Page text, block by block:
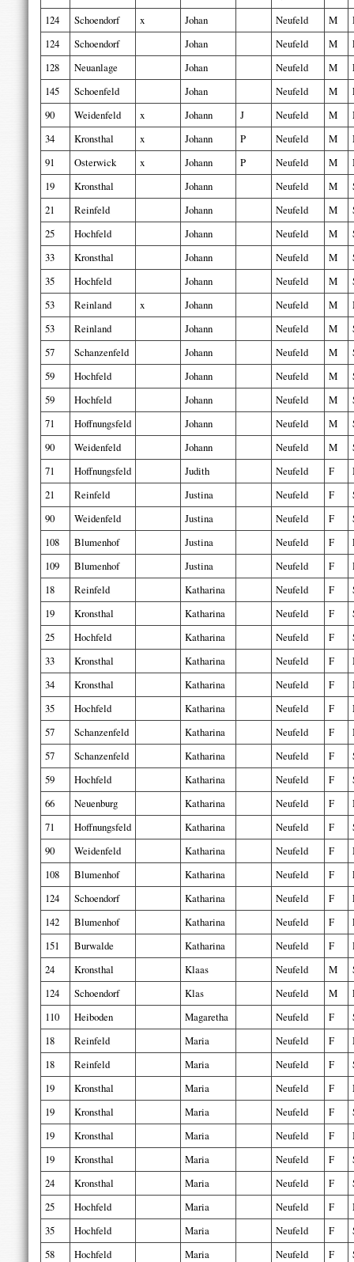
124
Schoendorf x Johan Neufeld M
124
Schoendorf Johan Neufeld M
128
Neuanlage Johan Neufeld M
145
Schoenfeld Johan Neufeld M
90
Weidenfeld x Johann J Neufeld M
34
Kronsthal x Johann P Neufeld M
91
Osterwick x Johann P Neufeld M
19
Kronsthal Johann Neufeld M
21
Reinfeld Johann Neufeld M
25
Hochfeld Johann Neufeld M
33
Kronsthal Johann Neufeld M
35
Hochfeld Johann Neufeld M
53
Reinland x Johann Neufeld M
53
Reinland Johann Neufeld M
57
Schanzenfeld Johann Neufeld M
59
Hochfeld Johann Neufeld M
59
Hochfeld Johann Neufeld M
71
Hoffnungsfeld Johann Neufeld M
90
Weidenfeld Johann Neufeld M
71
Hoffnungsfeld Judith Neufeld F
21
Reinfeld Justina Neufeld F
90
Weidenfeld Justina Neufeld F
108
Blumenhof Justina Neufeld F
109
Blumenhof Justina Neufeld F
18
Reinfeld Katharina Neufeld F
19
Kronsthal Katharina Neufeld F
25
Hochfeld Katharina Neufeld F
33
Kronsthal Katharina Neufeld F
34
Kronsthal Katharina Neufeld F
35
Hochfeld Katharina Neufeld F
57
Schanzenfeld Katharina Neufeld F
57
Schanzenfeld Katharina Neufeld F
59
Hochfeld Katharina Neufeld F
66
Neuenburg Katharina Neufeld F
71
Hoffnungsfeld Katharina Neufeld F
90
Weidenfeld Katharina Neufeld F
108
Blumenhof Katharina Neufeld F
124
Schoendorf Katharina Neufeld F
142
Blumenhof Katharina Neufeld F
151
Burwalde Katharina Neufeld F
24
Kronsthal Klaas Neufeld M
124
Schoendorf Klas Neufeld M
110
Heiboden Magaretha Neufeld F
18
Reinfeld Maria Neufeld F
18
Reinfeld Maria Neufeld F
19
Kronsthal Maria Neufeld F
19
Kronsthal Maria Neufeld F
19
Kronsthal Maria Neufeld F
19
Kronsthal Maria Neufeld F
24
Kronsthal Maria Neufeld F
25
Hochfeld Maria Neufeld F
35
Hochfeld Maria Neufeld F
58
Hochfeld Maria Neufeld F